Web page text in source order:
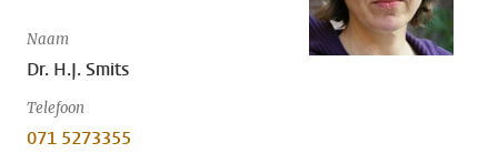
Naam
Dr. H.J. Smits
Telefoon
071 5273355